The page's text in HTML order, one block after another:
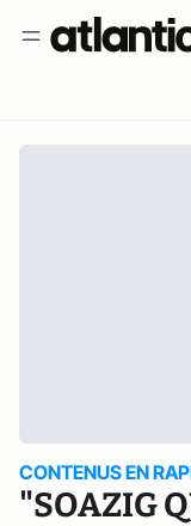
CONTENUS EN
"SOAZIG